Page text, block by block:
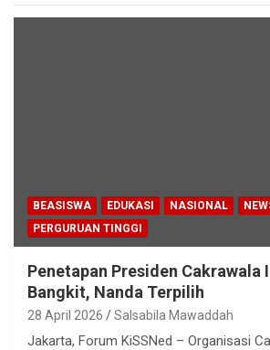
BEASISWA EDUKASI NASIONAL
PERGURUAN TINGGI
Penetapan Presiden Cakrawala
Bangkit, Nanda Terpilih
28 April 2026 Salsabila Mawaddah
Jakarta, Forum KiSSNed – Organisasi